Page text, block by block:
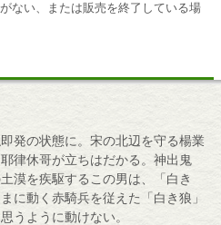
ない、または販売を終了している場
発の状態に。宋の北辺を守る楊業
律休哥が立ちはだかる。神出鬼
漠を疾駆するこの男は、「白き
に動く赤騎兵を従えた「白き狼」
うように動けない。